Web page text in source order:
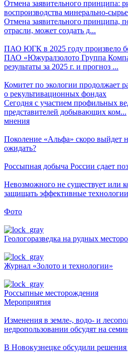
Отмена заявительного принципа:
воспроизводства минерально-
Отмена заявительного принципа,
отрасли, может создать д...
ПАО ЮГК в 2025 году произвело
ПАО «Южуралзолото Группа
результаты за 2025 г. и прогноз ...
Комитет по экологии продолжает
о рекультивационных фондах
Сегодня с участием профильных
представителей добывающих ком...
мнения
Поколение «Альфа» скоро выйдет
ожидать?
Россыпная добыча России сдает
Невозможного не существует или
защищать эффективные технологии
Фото
Геологоразведка на рудных
Журнал «Золото и технологии»
Россыпные месторождения
Мероприятия
Изменения в земле-, водо- и
недропользовании обсудят на
В Новокузнецке обсудили